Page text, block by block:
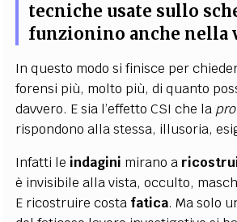
tecniche usate sullo
funzionino anche nella
In questo modo si finisce per
forensi più, molto più, di quanto
davvero. E sia l’effetto CSI che la
rispondono alla stessa, illusoria,
Infatti le indagini mirano a
è invisibile alla vista, occulto,
E ricostruire costa fatica. Ma solo